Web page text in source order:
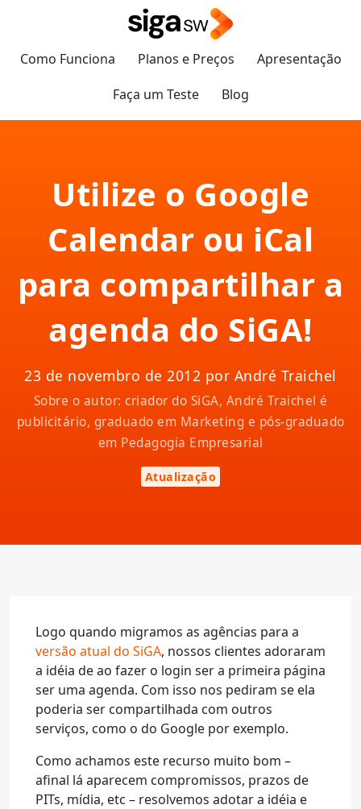
Como Funciona Planos e Preços
Apresentação
Faça um Teste
Blog
Utilize o Google
Calendar ou iCal
para compartilhar a
agenda do SiGA!
23 de novembro de 2012 por André Traichel
Sobre o autor: criador do SiGA, André Traichel é
publicitário, graduado em Marketing e pós-graduado
em Pedagogia Empresarial
Atualização
Logo quando migramos as agências para a
versão atual do SiGA, nossos clientes adoraram
a idéia de ao fazer o login ser a primeira página
ser uma agenda. Com isso nos pediram se ela
poderia ser compartilhada com outros
serviços, como o do Google por exemplo.
Como achamos este recurso muito bom –
afinal lá aparecem compromissos, prazos de
PITs, mídia, etc – resolvemos adotar a idéia e